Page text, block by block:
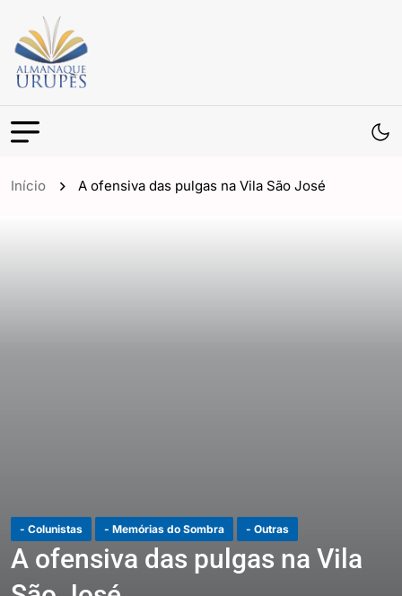
Início A ofensiva das pulgas na Vila São José
- Colunistas - Memórias do Sombra - Outras
A ofensiva das pulgas na Vila